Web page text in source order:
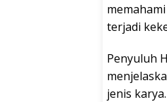
terjadi
Penyuluh
jenis